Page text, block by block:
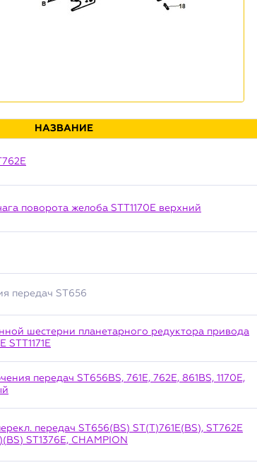
НАЗВАНИЕ
поворота желоба STT1170E верхний
передач ST656
шестерни планетарного редуктора привода
STT1171E
передач ST656BS, 761E, 762Е, 861BS, 1170E,
передач ST656(BS) ST(T)761Е(BS), ST762Е
ST1376Е, CHAMPION